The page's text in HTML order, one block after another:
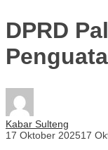
DPRD
Kabar Sulteng
17 Oktober 202517